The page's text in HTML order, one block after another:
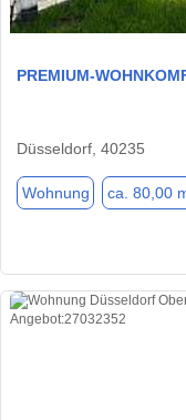
PREMIUM-
Düsseldorf, 40235
Wohnung ca. 80,00